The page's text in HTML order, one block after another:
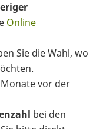
Online
Sie die Wahl, wo
vor der
bei den